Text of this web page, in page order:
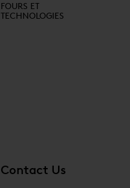
FOURS ET
TECHNOLOGIES
Contact Us